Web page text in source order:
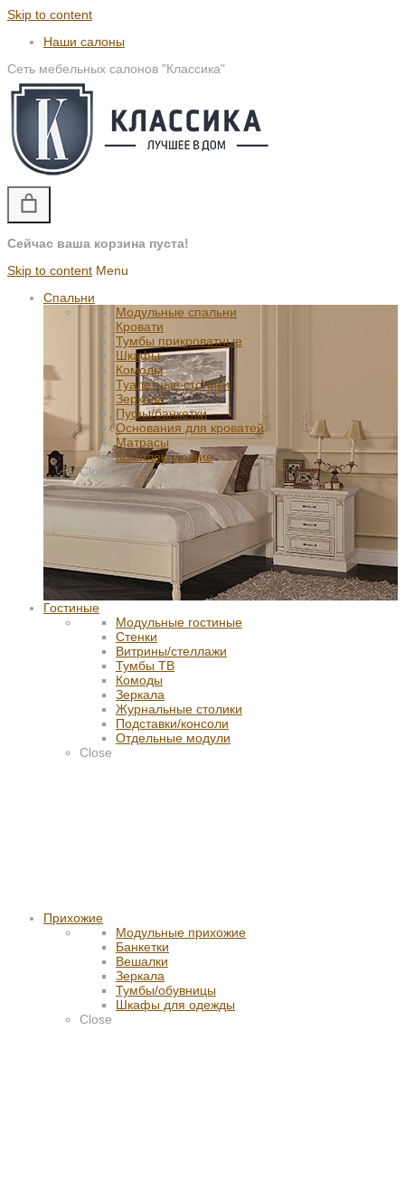
Skip to content
Наши салоны
Сеть мебельных салонов "Классика"
Сейчас ваша корзина пуста!
Skip to content Menu
Спальни
Модульные спальни
Кровати
Тумбы прикроватные
Шкафы
Комоды
Туалетные столики
Зеркала
Пуфы/банкетки
Основания для кроватей
Матрасы
Комплектующие
Close
Гостиные
Модульные гостиные
Стенки
Витрины/стеллажи
Тумбы ТВ
Комоды
Зеркала
Журнальные столики
Подставки/консоли
Отдельные модули
Close
Прихожие
Модульные прихожие
Банкетки
Вешалки
Зеркала
Тумбы/обувницы
Шкафы для одежды
Close